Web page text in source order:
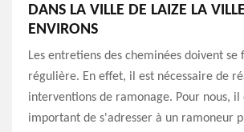
DANS LA VILLE DE LAIZE LA
ENVIRONS
Les entretiens des cheminées doivent
régulière. En effet, il est nécessaire de
interventions de ramonage. Pour nous, il
important de s'adresser à un ramoneur